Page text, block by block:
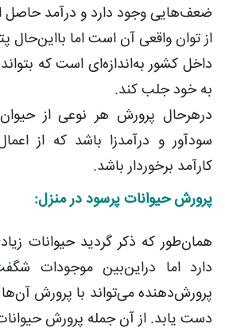
ضعف‌هایی وجود دارد و درآمد حاصل
از توان واقعی آن است اما بااین‌حال
داخل کشور به‌اندازه‌ای است که
به خود جلب کند.
درهرحال پرورش هر نوعی از
سودآور و درآمدزا باشد که از
کارآمد برخوردار باشد.
پرورش حیوانات پرسود در منزل:
همان‌طور که ذکر گردید حیوانات
دارد اما دراین‌بین موجودات
پرورش‌دهنده می‌تواند با پرورش
دست یابد. از آن جمله پرورش